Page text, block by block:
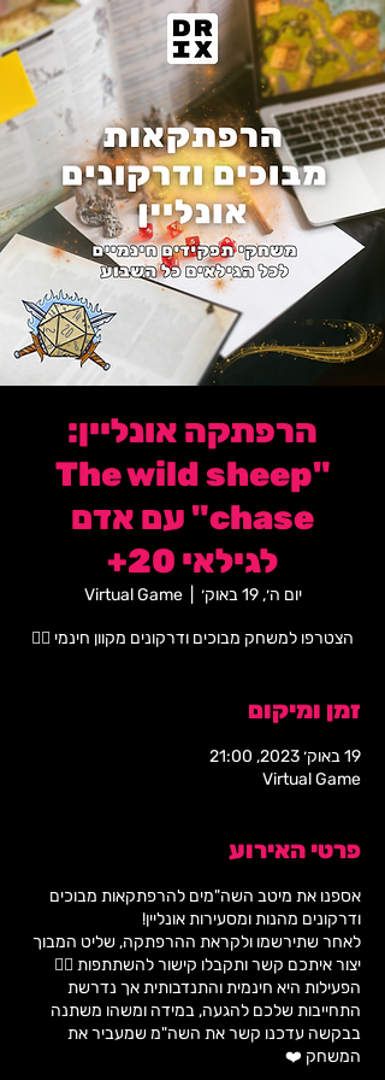
הרפתקה אונליין:
"The wild sheep
chase" עם אדם
לגילאי 20+
יום ה׳, 19 באוק׳
  |
Virtual Game
הצטרפו למשחק מבוכים ודרקונים מקוון חינמי 🧙‍♂️
זמן ומיקום
19 באוק׳ 2023, 21:00
Virtual Game
פרטי האירוע
אספנו את מיטב השה"מים להרפתקאות מבוכים
ודרקונים מהנות ומסעירות אונליין!
לאחר שתירשמו ולקראת ההרפתקה, שליט המבוך
יצור איתכם קשר ותקבלו קישור להשתתפות 🧙‍♂️
הפעילות היא חינמית והתנדבותית אך נדרשת
התחייבות שלכם להגעה, במידה ומשהו משתנה
בבקשה עדכנו קשר את השה"מ שמעביר את
המשחק ❤️